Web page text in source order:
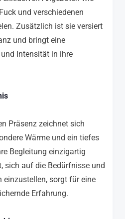
und verschiedenen
Zusätzlich ist sie versiert
und bringt eine
Intensität in ihre
Präsenz zeichnet sich
Wärme und ein tiefes
Begleitung einzigartig
sich auf die Bedürfnisse und
einzustellen, sorgt für eine
Erfahrung.